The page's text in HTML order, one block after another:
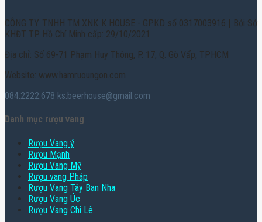
CÔNG TY TNHH TM XNK K HOUSE - GPKD số 0317003916 | Bởi Sở
KHĐT TP. Hồ Chí Minh cấp: 29/10/2021
Địa chỉ: Số 69-71 Phạm Huy Thông, P. 17, Q. Gò Vấp, TPHCM
Website: www.hamruoungon.com
084.2222.678 ks.beerhouse@gmail.com
Danh mục rượu vang
Rượu Vang ý
Rượu Mạnh
Rượu Vang Mỹ
Rượu vang Pháp
Rượu Vang Tây Ban Nha
Rượu Vang Úc
Rượu Vang Chi Lê